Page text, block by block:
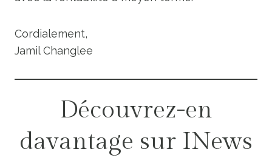
Cordialement,
Jamil Changlee
Découvrez-en
davantage sur INews